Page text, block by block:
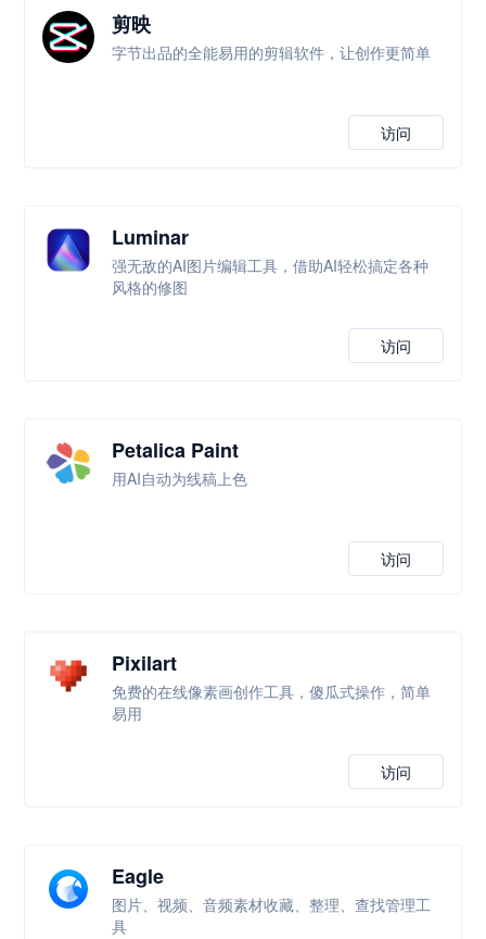
剪映
字节出品的全能易用的剪辑软件，让创作更简单
访问
Luminar
强无敌的AI图片编辑工具，借助AI轻松搞定各种
风格的修图
访问
Petalica Paint
用AI自动为线稿上色
访问
Pixilart
免费的在线像素画创作工具，傻瓜式操作，简单
易用
访问
Eagle
图片、视频、音频素材收藏、整理、查找管理工
具